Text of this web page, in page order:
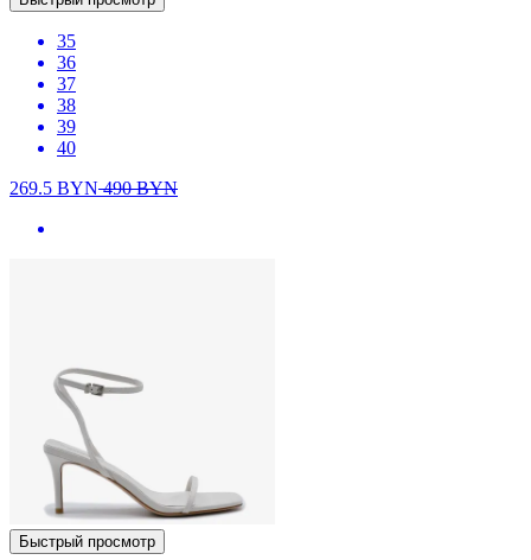
35
36
37
38
39
40
269.5 BYN490BYN
Быстрый просмотр